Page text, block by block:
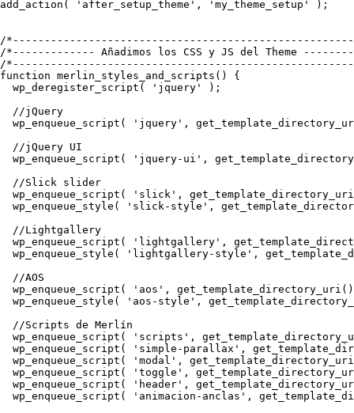
add_action( 'after_setup_theme', 'my_theme_setup' );
/
/*------------- Añadimos los CSS y JS del Theme
/
function merlin_styles_and_scripts() {
  wp_deregister_script( 'jquery' );
  //jQuery
wp_enqueue_script( 'jquery',
  //jQuery UI
wp_enqueue_script( 'jquery-ui',
  //Slick slider
wp_enqueue_script( 'slick',
wp_enqueue_style( 'slick-style',
  //Lightgallery
wp_enqueue_script( 'lightgallery',
wp_enqueue_style( 'lightgallery-style',
  //AOS
wp_enqueue_script( 'aos',
wp_enqueue_style( 'aos-style',
  //Scripts de Merlín
wp_enqueue_script( 'scripts',
wp_enqueue_script( 'simple-parallax',
wp_enqueue_script( 'modal',
wp_enqueue_script( 'toggle',
wp_enqueue_script( 'header',
wp_enqueue_script( 'animacion-anclas',